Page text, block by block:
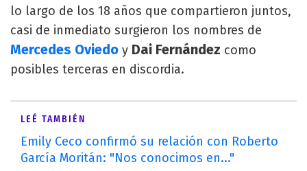
lo largo de los 18 años que compartieron juntos,
casi de inmediato surgieron los nombres de
Mercedes Oviedo y Dai Fernández como
posibles terceras en discordia.
LEÉ TAMBIÉN
Emily Ceco confirmó su relación con Roberto
García Moritán: "Nos conocimos en..."